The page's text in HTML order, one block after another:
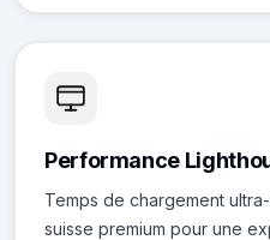
Performance
Temps de chargement
suisse premium pour une